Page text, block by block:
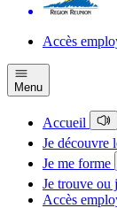
Accès
Menu
Accueil
Je découvre
Je me forme
Je trouve ou
Accès